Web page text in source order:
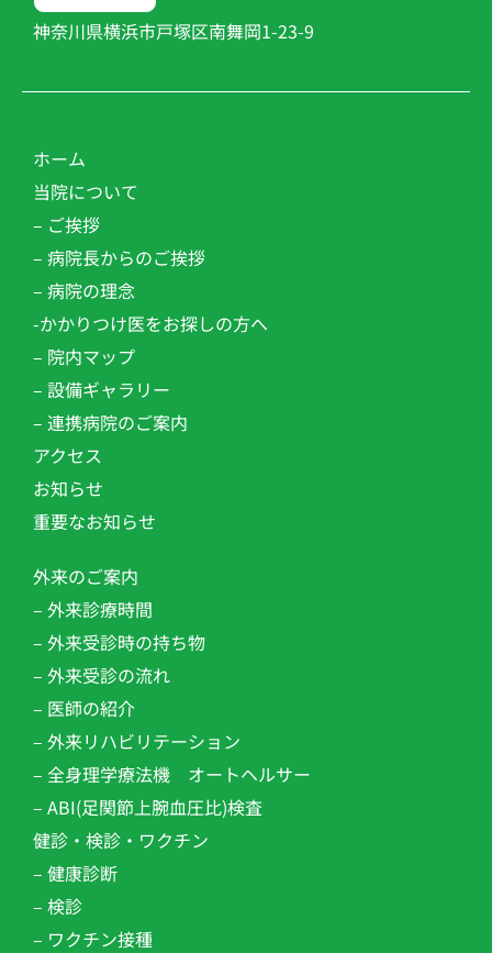
神奈川県横浜市戸塚区南舞岡1-23-9
ホーム
当院について
– ご挨拶
– 病院長からのご挨拶
– 病院の理念
-かかりつけ医をお探しの方へ
– 院内マップ
– 設備ギャラリー
– 連携病院のご案内
アクセス
お知らせ
重要なお知らせ
外来のご案内
– 外来診療時間
– 外来受診時の持ち物
– 外来受診の流れ
– 医師の紹介
– 外来リハビリテーション​
– 全身理学療法機 オートヘルサー
– ABI(足関節上腕血圧比)検査
健診・検診・ワクチン
– 健康診断
– 検診
– ワクチン接種